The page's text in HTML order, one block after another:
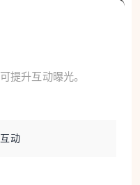
提升互动曝光。
动